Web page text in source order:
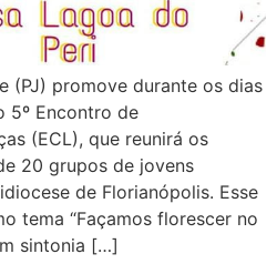
(PJ) promove durante os dias
5º Encontro de
(ECL), que reunirá os
20 grupos de jovens
de Florianópolis. Esse
tema “Façamos florescer no
sintonia […]